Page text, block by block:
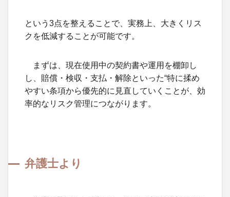
という 3点を整えることで、実務上、大きくリス
クを低減することが可能です。
まずは、現在使用中の契約書や運用を棚卸し
し、賠償・検収・支払・解除といった“特に揉め
やすい条項から優先的に見直していくことが、効
率的なリスク管理につながります。
弁護士より